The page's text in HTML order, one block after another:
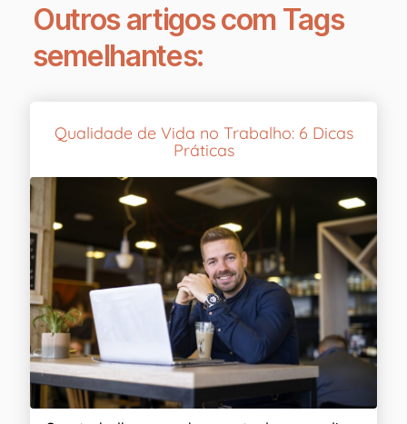
Outros artigos com Tags
semelhantes:
Qualidade de Vida no Trabalho: 6 Dicas
Práticas